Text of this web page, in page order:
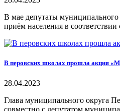
В мае депутаты
приём населения в
В перовских школах прошла акция
28.04.2023
Глава муниципального округа
совместно с депутатом